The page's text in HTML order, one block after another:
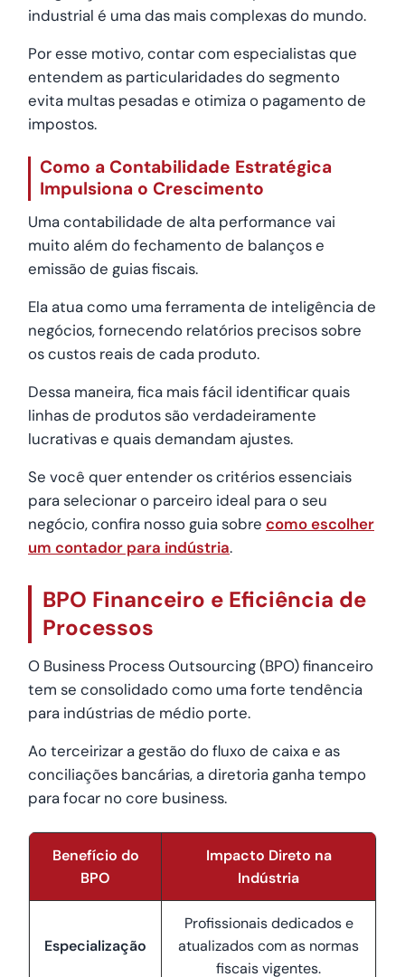
industrial é uma das mais complexas do mundo.
Por esse motivo, contar com especialistas que
entendem as particularidades do segmento
evita multas pesadas e otimiza o pagamento de
impostos.
Como a Contabilidade Estratégica
Impulsiona o Crescimento
Uma contabilidade de alta performance vai
muito além do fechamento de balanços e
emissão de guias fiscais.
Ela atua como uma ferramenta de inteligência de
negócios, fornecendo relatórios precisos sobre
os custos reais de cada produto.
Dessa maneira, fica mais fácil identificar quais
linhas de produtos são verdadeiramente
lucrativas e quais demandam ajustes.
Se você quer entender os critérios essenciais
para selecionar o parceiro ideal para o seu
negócio, confira nosso guia sobre como escolher
um contador para indústria.
BPO Financeiro e Eficiência de
Processos
O Business Process Outsourcing (BPO) financeiro
tem se consolidado como uma forte tendência
para indústrias de médio porte.
Ao terceirizar a gestão do fluxo de caixa e as
conciliações bancárias, a diretoria ganha tempo
para focar no core business.
Benefício do
BPO
Impacto Direto na
Indústria
Especialização
Profissionais dedicados e
atualizados com as normas
fiscais vigentes.